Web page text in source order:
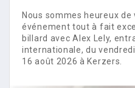
Nous sommes heureux de
événement tout à fait
billard avec Alex Lely,
internationale, du
16 août 2026 à Kerzers.